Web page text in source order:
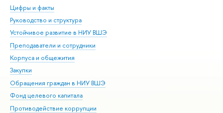
Цифры и факты
Руководство и структура
Устойчивое развитие в НИУ ВШЭ
Преподаватели и сотрудники
Корпуса и общежития
Закупки
Обращения граждан в НИУ ВШЭ
Фонд целевого капитала
Противодействие коррупции